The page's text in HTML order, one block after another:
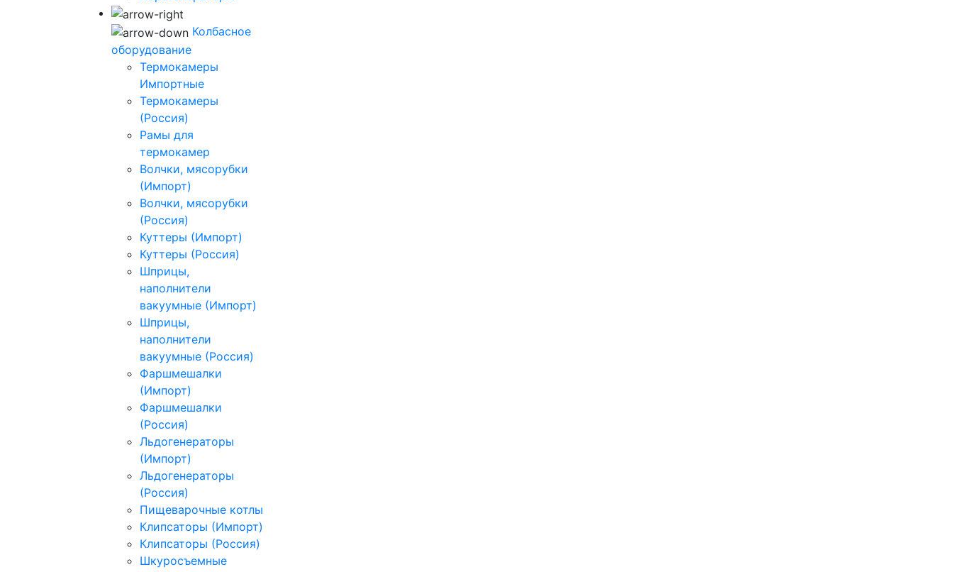
Колбасное
оборудование
Термокамеры
Импортные
Термокамеры
(Россия)
Рамы для
термокамер
Волчки, мясорубки
(Импорт)
Волчки, мясорубки
(Россия)
Куттеры (Импорт)
Куттеры (Россия)
Шприцы,
наполнители
вакуумные (Импорт)
Шприцы,
наполнители
вакуумные (Россия)
Фаршмешалки
(Импорт)
Фаршмешалки
(Россия)
Льдогенераторы
(Импорт)
Льдогенераторы
(Россия)
Пищеварочные котлы
Клипсаторы (Импорт)
Клипсаторы (Россия)
Шкуросъемные